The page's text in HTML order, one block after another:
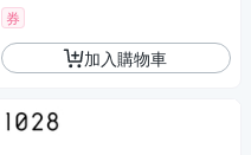
券
加入購物車